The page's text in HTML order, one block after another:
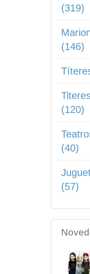
(319)
(146)
(120)
(40)
(57)